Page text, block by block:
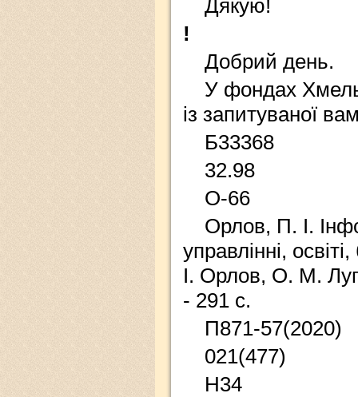
Дякую!
!
Добрий день.
У фондах
із запитуваної
Б33368
32.98
О-66
Орлов, П. І.
управлінні,
І. Орлов, О. М.
- 291 с.
П871-57(2020)
021(477)
Н34